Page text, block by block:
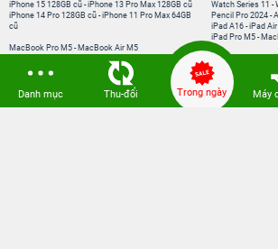
iPhone 15 128GB cũ -iPhone 13 Pro Max 128GB cũ
iPhone 14 Pro 128GB cũ -iPhone 11 Pro Max 64GB
cũ
Watch Series 11 -
Pencil Pro 2024 -
iPad A16 -iPad
iPad Pro M5 -
MacBook Pro M5 - MacBook Air M5
Phụ kiện chính hãng
Kết nối 24hStore
Danh mục Thu-đổi Trong ngày Máy